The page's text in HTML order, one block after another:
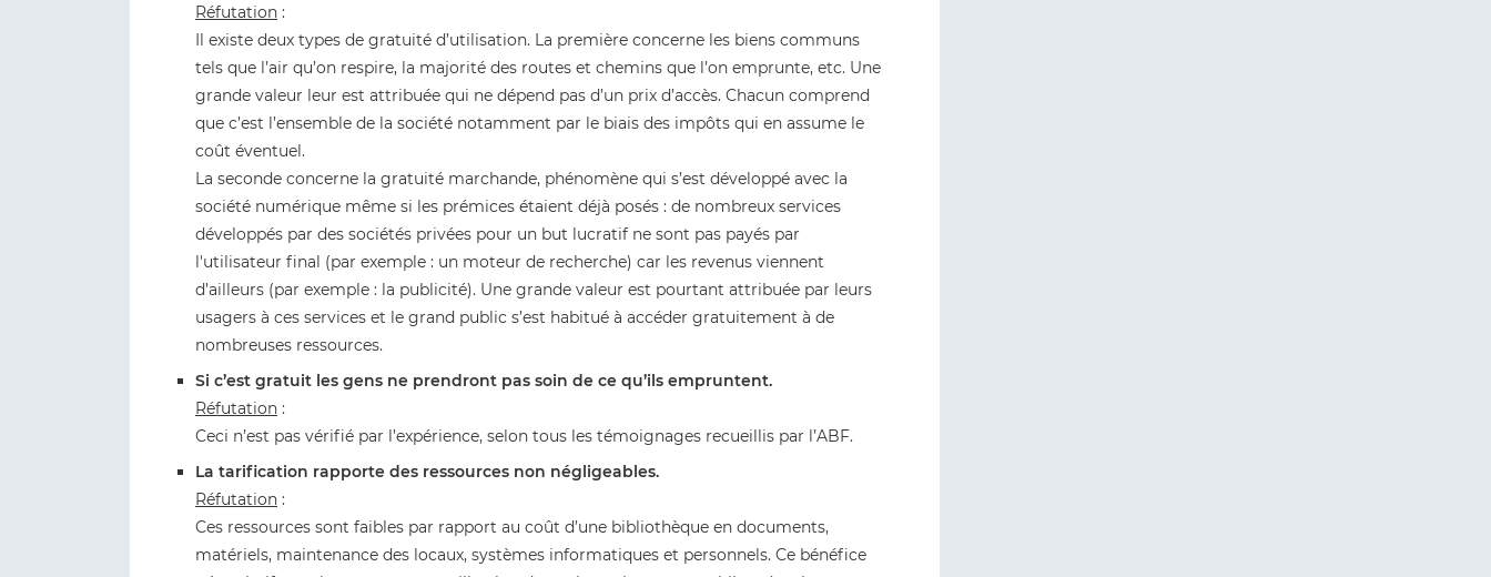
Réfutation :
Il existe deux types de gratuité d’utilisation. La première concerne les biens communs
tels que l’air qu’on respire, la majorité des routes et chemins que l’on emprunte, etc. Une
grande valeur leur est attribuée qui ne dépend pas d’un prix d’accès. Chacun comprend
que c’est l’ensemble de la société notamment par le biais des impôts qui en assume le
coût éventuel.
La seconde concerne la gratuité marchande, phénomène qui s’est développé avec la
société numérique même si les prémices étaient déjà posés : de nombreux services
développés par des sociétés privées pour un but lucratif ne sont pas payés par
l'utilisateur final (par exemple : un moteur de recherche) car les revenus viennent
d’ailleurs (par exemple : la publicité). Une grande valeur est pourtant attribuée par leurs
usagers à ces services et le grand public s’est habitué à accéder gratuitement à de
nombreuses ressources.
Si c’est gratuit les gens ne prendront pas soin de ce qu’ils empruntent.
Réfutation :
Ceci n’est pas vérifié par l’expérience, selon tous les témoignages recueillis par l’ABF.
La tarification rapporte des ressources non négligeables.
Réfutation :
Ces ressources sont faibles par rapport au coût d’une bibliothèque en documents,
matériels, maintenance des locaux, systèmes informatiques et personnels. Ce bénéfice